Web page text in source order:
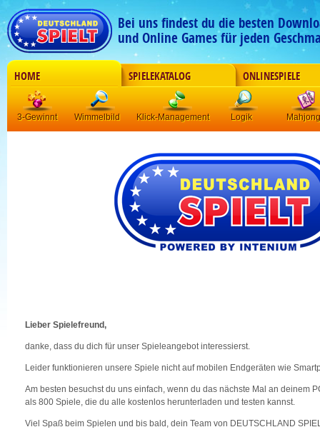
Bei uns findest du die besten
und Online Games für jeden
HOME SPIELEKATALOG ONLINESPIELE
3-Gewinnt Wimmelbild Klick-Management Logik Mahjong
Lieber Spielefreund,
danke, dass du dich für unser Spieleangebot interessierst.
Leider funktionieren unsere Spiele nicht auf mobilen Endgeräten wie
Am besten besuchst du uns einfach, wenn du das nächste Mal an deinem
als 800 Spiele, die du alle kostenlos herunterladen und testen kannst.
Viel Spaß beim Spielen und bis bald, dein Team von DEUTSCHLAND